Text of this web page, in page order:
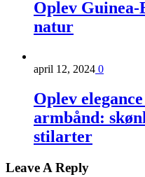
Oplev
natur
april 12, 2024 0
Oplev
armbånd:
stilarter
Leave A Reply